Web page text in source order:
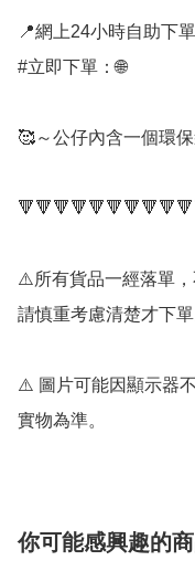
📍網上24小時自助下單
#立即下單：🌐
🥰～公仔內含一個環
⚠️所有貨品一經落單
請慎重考慮清楚才下單
⚠️ 圖片可能因顯示器
實物為準。
你可能感興趣的